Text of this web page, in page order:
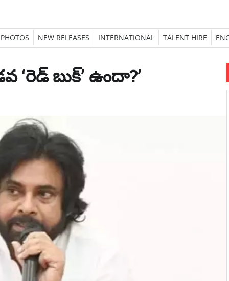
PHOTOS NEW RELEASES INTERNATIONAL TALENT HIRE
‘రెడ్ బుక్’ ఉందా?’